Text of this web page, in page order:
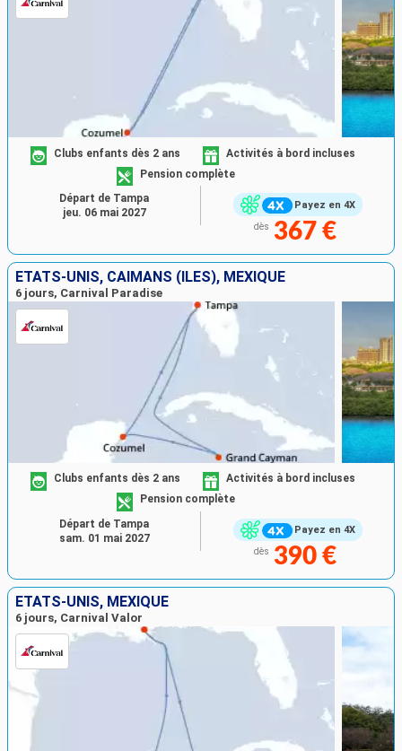
Payez en 4X
Clubs enfants dès 2 ans
Activités à bord incluses
Pension complète
dès 367 €
Départ de Tampa
jeu. 06 mai 2027
ÉTATS-UNIS, CAÏMANS (ÎLES), MEXIQUE
6 jours, Carnival Paradise
Payez en 4X
Clubs enfants dès 2 ans
Activités à bord incluses
Pension complète
dès 390 €
Départ de Tampa
sam. 01 mai 2027
ÉTATS-UNIS, MEXIQUE
6 jours, Carnival Valor